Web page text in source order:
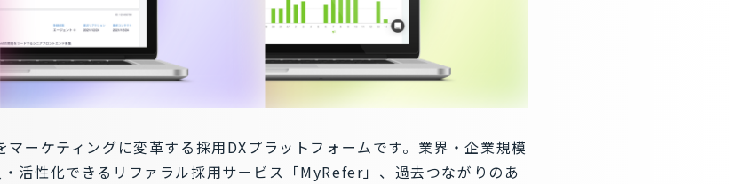
マーケティングに変革する採用DXプラットフォームです。業界・企業規模
活性化できるリファラル採用サービス「MyRefer」、過去つながりのあ